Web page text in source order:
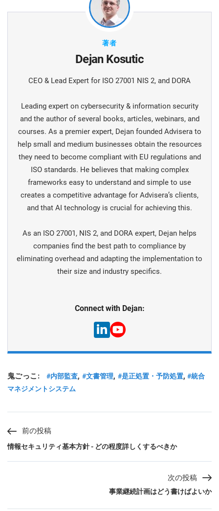
著者
Dejan Kosutic
CEO & Lead Expert for ISO 27001 NIS 2, and DORA
Leading expert on cybersecurity & information security
and the author of several books, articles, webinars, and
courses. As a premier expert, Dejan founded Advisera to
help small and medium businesses obtain the resources
they need to become compliant with EU regulations and
ISO standards. He believes that making complex
frameworks easy to understand and simple to use
creates a competitive advantage for Advisera’s clients,
and that AI technology is crucial for achieving this.
As an ISO 27001, NIS 2, and DORA expert, Dejan helps
companies find the best path to compliance by
eliminating overhead and adapting the implementation to
their size and industry specifics.
Connect with Dejan:
鬼ごっこ: #内部監査, #文書管理, #是正処置・予防処置,#統合
マネジメントシステム
前の投稿
情報セキュリティ基本方針 - どの程度詳しくするべきか
次の投稿
事業継続計画はどう書けばよいか